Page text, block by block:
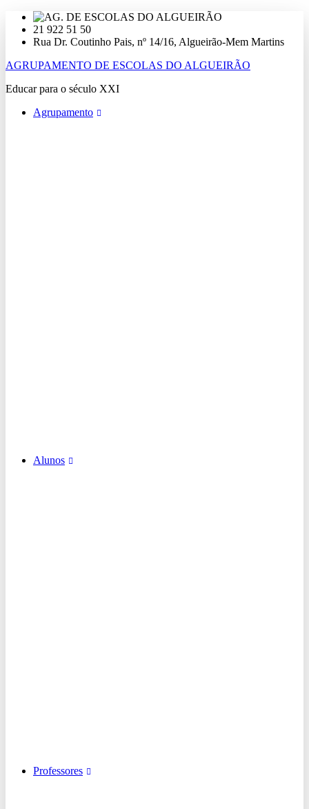
para
21 922 51 50
Rua Dr. Coutinho Pais, nº 14/16, Algueirão-Mem Martins
AGRUPAMENTO DE ESCOLAS DO ALGUEIRÃO
Educar para o século XXI
Agrupamento
Alunos
Professores